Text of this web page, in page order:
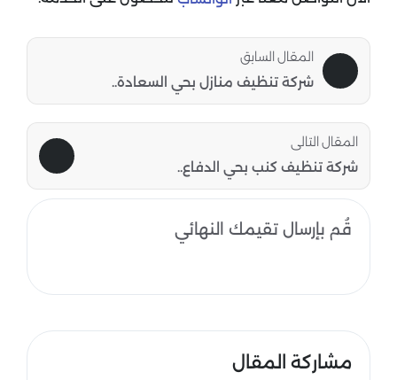
المقال السابق
شركة تنظيف منازل بحي السعادة..
المقال التالى
شركة تنظيف كنب بحي الدفاع..
قُم بإرسال تقيمك النهائي
مشاركة المقال